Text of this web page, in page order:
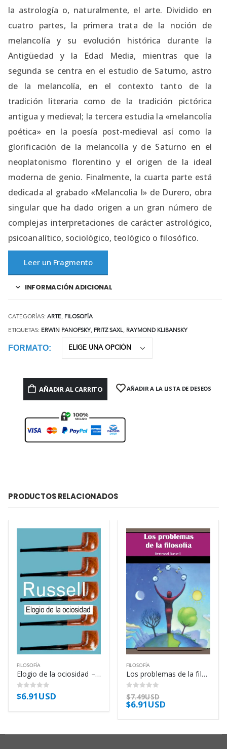
la astrología o, naturalmente, el arte. Dividido en
cuatro partes, la primera trata de la noción de
melancolía y su evolución histórica durante la
Antigüedad y la Edad Media, mientras que la
segunda se centra en el estudio de Saturno, astro
de la melancolía, en el contexto tanto de la
tradición literaria como de la tradición pictórica
antigua y medieval; la tercera estudia la «melancolía
poética» en la poesía post-medieval así como la
glorificación de la melancolía y de Saturno en el
neoplatonismo florentino y el origen de la ideal
moderna de genio. Finalmente, la cuarta parte está
dedicada al grabado «Melancolia I» de Durero, obra
singular que ha dado origen a un gran número de
complejas interpretaciones de carácter astrológico,
psicoanalítico, sociológico, teológico o filosófico.
Leer un Fragmento
INFORMACIÓN ADICIONAL
CATEGORÍAS: ARTE, FILOSOFÍA
ETIQUETAS: ERWIN PANOFSKY, FRITZ SAXL, RAYMOND KLIBANSKY
FORMATO
AÑADIR AL CARRITO AÑADIR A LA LISTA DE DESEOS
PRODUCTOS RELACIONADOS
FILOSOFÍA
Elogio de la ociosidad – Bertrand Russell
0out of 5
$6.91USD
FILOSOFÍA
Los problemas de la filosofía – Bertrand Russell
0out of 5
$7.49USD
$6.91USD